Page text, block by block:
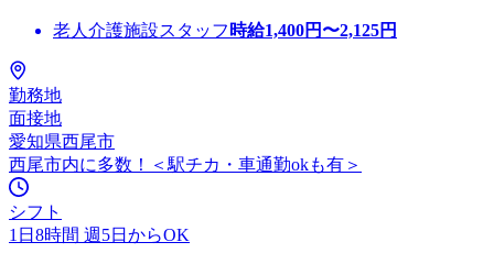
老人介護施設スタッフ 時給1,400円〜2,125円
勤務地
面接地
愛知県西尾市
西尾市内に多数！＜駅チカ・車通勤okも有＞
シフト
1日8時間 週5日からOK